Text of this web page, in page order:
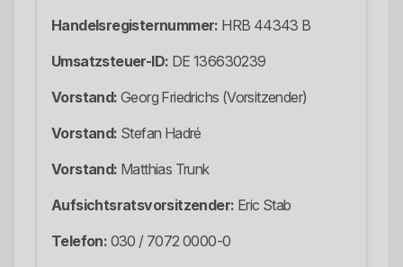
Handelsregisternummer: HRB 44343 B
Umsatzsteuer-ID: DE 136630239
Vorstand: Georg Friedrichs (Vorsitzender)
Vorstand: Stefan Hadré
Vorstand: Matthias Trunk
Aufsichtsratsvorsitzender: Eric Stab
Telefon: 030 / 7072 0000-0